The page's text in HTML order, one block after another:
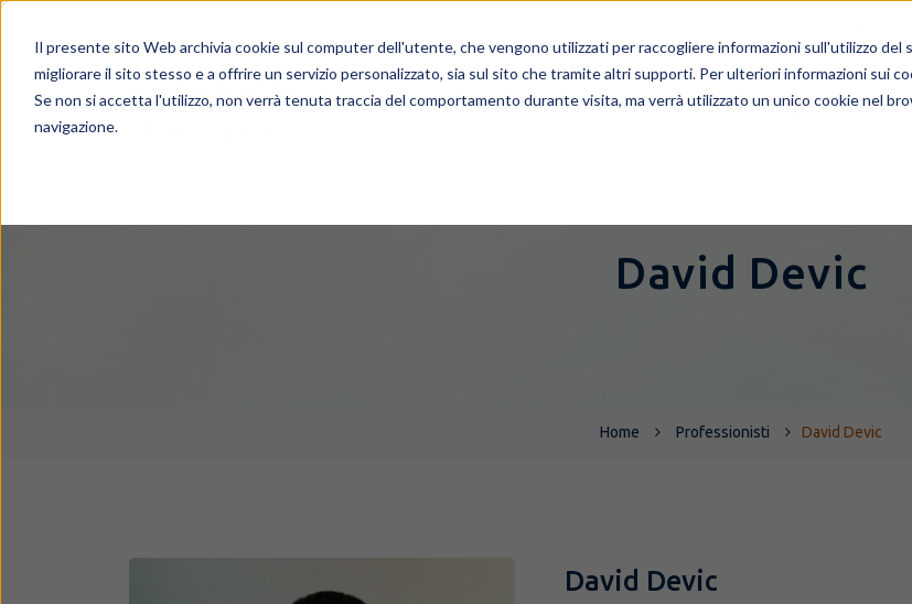
Il presente sito Web archivia cookie sul computer dell'utente, che vengono utilizzati per raccogliere informazioni sull'utilizzo
migliorare il sito stesso e a offrire un servizio personalizzato, sia sul sito che tramite altri supporti. Per ulteriori informazioni sui
Se non si accetta l'utilizzo, non verrà tenuta traccia del comportamento durante visita, ma verrà utilizzato un unico cookie nel
navigazione.
AZIENDA PEOPLE
David Devic
Home Professionisti David Devic
David Devic